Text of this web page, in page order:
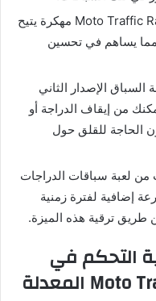
: الإصدار الجديد من Moto Traffic Race 2 مهكرة يتيح
مما يساهم في تحسين
السباق الإصدار الثاني
من إيقاف الدراجة أو
الحاجة للقلق حول
لعبة سباقات الدراجات
إضافية لفترة زمنية
طريق ترقية هذه الميزة.
التحكم في